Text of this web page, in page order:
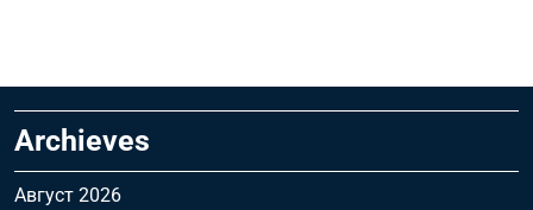
Archieves
Август 2026